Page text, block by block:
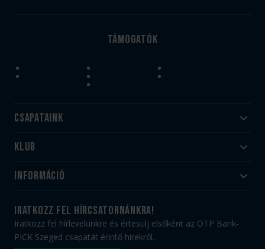
Támogatók
Csapataink
Felnőtt
Utánpótlás
Klub
#HandballFamily
Munkatársaink
PICK Aréna
Sajtóakkreditáció
Információ
Jegy- és bérletvásárlás
Webshop
iratkozz fel hírcsatornánkra!
Iratkozz fel hírlevelünkre és értesülj elsőként az OTP Bank-
PICK Szeged csapatát érintő hírekről.